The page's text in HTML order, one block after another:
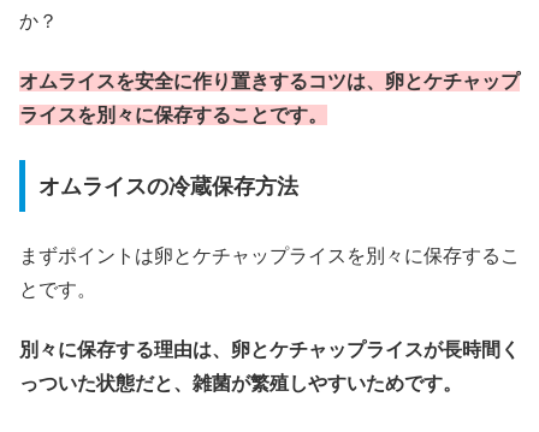
か？
オムライスを安全に作り置きするコツは、卵とケチャップ
ライスを別々に保存することです。
オムライスの冷蔵保存方法
まずポイントは卵とケチャップライスを別々に保存するこ
とです。
別々に保存する理由は、卵とケチャップライスが長時間く
っついた状態だと、雑菌が繁殖しやすいためです。